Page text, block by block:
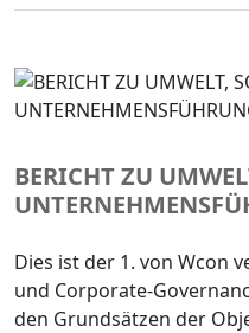
Komponentenindustrie
BERICHT ZU
Dies ist der 1. von Wcon
und Corporate-
den Grundsätzen der